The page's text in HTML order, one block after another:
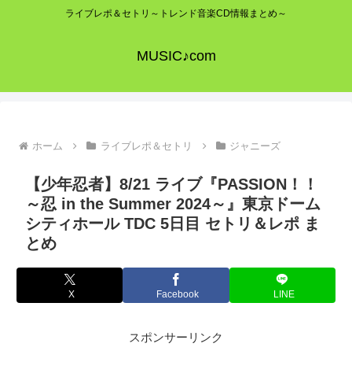
ライブレポ＆セトリ～トレンド音楽CD情報まとめ～
MUSIC♪com
ホーム ライブレポ＆セトリ ジャニーズ
【少年忍者】8/21 ライブ『PASSION！！
～忍 in the Summer 2024～』東京ドーム
シティホール TDC 5日目 セトリ＆レポ ま
とめ
X Facebook LINE
スポンサーリンク